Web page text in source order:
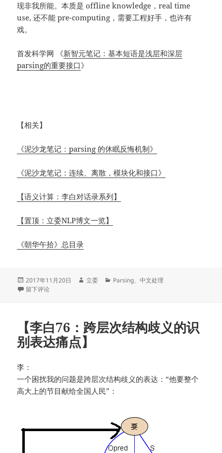
现非我所能。本质是 offline knowledge，real time
use, 还不能 pre-computing，需要工程好手，也许有
戏。
首发科学网 《新智元笔记：基本短语是浅层和深层
parsing的重要接口》
【相关】
《泥沙龙笔记：parsing 的休眠反悔机制》
《泥沙龙笔记：连续、离散，模块化和接口》
【语义计算：李白对话录系列】
【置顶：立委NLP博文一览】
《朝华午拾》总目录
发
布
2017年11月20日
作
立委
分
Parsing、中文处理
于【李白77：基本短语是浅层和深层parsing的重要接口】
留下评论
【李白76：跨层次结构歧义的识
别表达痛点】
李：
一个困扰我的问题是跨层次结构歧义的表达：“他要整个
高大上的节目献给全国人民”：